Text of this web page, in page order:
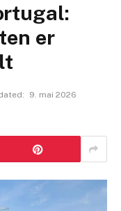
er
9. mai 2026